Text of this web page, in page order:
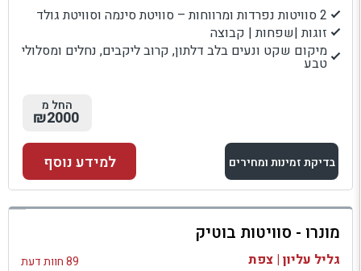
2 סוויטות נפרדות ומרווחות – סוויטת סינמה וסוויטת גולד
זוגות |שפחות | קבוצה
מיקום שקט ונעים בלב דלתון, קרוב ליקבים, נחלים ומסלולי
טבע
החל מ
₪2000
בדיקת זמינות ומחירים
למתחם זה
בדיקת זמינות ומחירים
למידע נוסף
מונרו - סוויטות בוטיק
גליל עליון | צפת 89 חוות דעת